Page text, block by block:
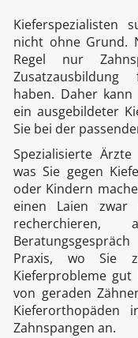
Kieferspezialisten
nicht ohne Grund.
Regel nur
haben. Daher
ein ausgebildeter
Sie bei der
Spezialisierte
was Sie gegen
oder Kindern
einen Laien
Praxis, wo Sie
Kieferprobleme
von geraden
Kieferorthopäden
Zahnspangen an.